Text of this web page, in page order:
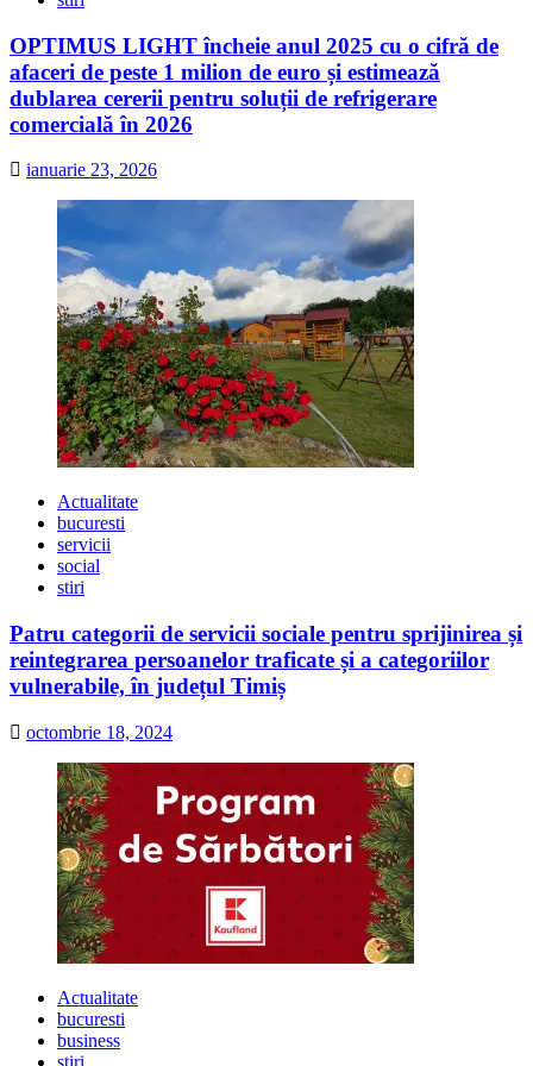
OPTIMUS LIGHT încheie anul 2025 cu o cifră de
afaceri de peste 1 milion de euro și estimează
dublarea cererii pentru soluții de refrigerare
comercială în 2026
ianuarie 23, 2026
Actualitate
bucuresti
servicii
social
stiri
Patru categorii de servicii sociale pentru sprijinirea și
reintegrarea persoanelor traficate și a categoriilor
vulnerabile, în județul Timiș
octombrie 18, 2024
Actualitate
bucuresti
business
stiri